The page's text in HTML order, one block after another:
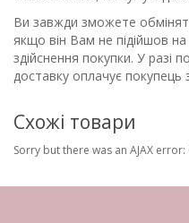
Ви завжди зможете
якщо він Вам не підійшов
здійснення покупки. У разі
доставку оплачує покупець
Схожі товари
Sorry but there was an AJAX